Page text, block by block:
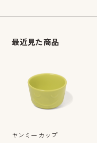
最近見た商品
ヤンミー カップ